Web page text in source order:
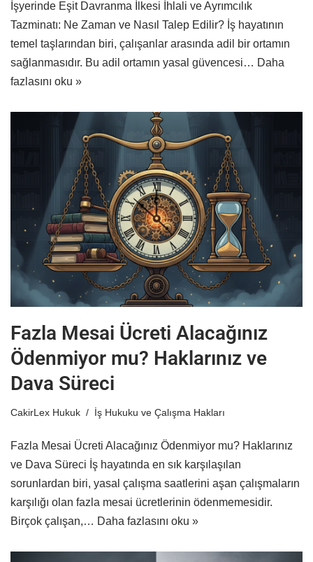
İşyerinde Eşit Davranma İlkesi İhlali ve Ayrımcılık
Tazminatı: Ne Zaman ve Nasıl Talep Edilir? İş hayatının
temel taşlarından biri, çalışanlar arasında adil bir ortamın
sağlanmasıdır. Bu adil ortamın yasal güvencesi… Daha
fazlasını oku »
Fazla Mesai Ücreti Alacağınız
Ödenmiyor mu? Haklarınız ve
Dava Süreci
CakirLex Hukuk İş Hukuku ve Çalışma Hakları
Fazla Mesai Ücreti Alacağınız Ödenmiyor mu? Haklarınız
ve Dava Süreci İş hayatında en sık karşılaşılan
sorunlardan biri, yasal çalışma saatlerini aşan çalışmaların
karşılığı olan fazla mesai ücretlerinin ödenmemesidir.
Birçok çalışan,… Daha fazlasını oku »